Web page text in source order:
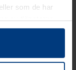
som de har
av tjänsterna.
om de är
webbplatsen.
eller återkalla i